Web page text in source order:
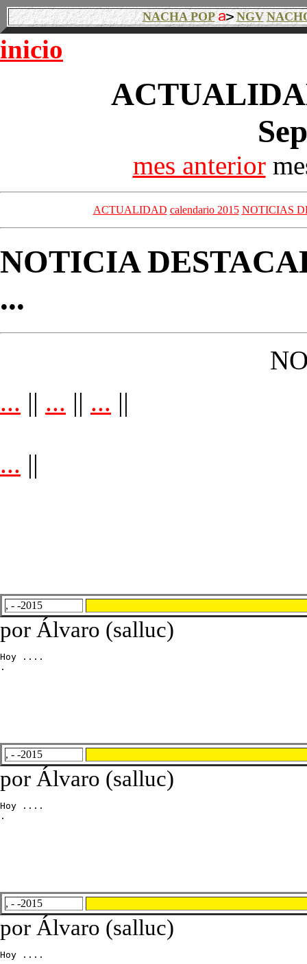
NACHA POP NGV
inicio
mes anterior
ACTUALIDAD calendario 2015 NOTICIAS
NOTICIA
...
... || ... || ... ||
... ||
, - -2015
por Álvaro (salluc)
Hoy ....
.
, - -2015
por Álvaro (salluc)
Hoy ....
.
, - -2015
por Álvaro (salluc)
Hoy ....